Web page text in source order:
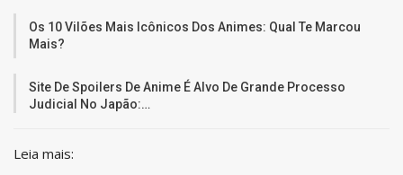
Os 10 Vilões Mais Icônicos Dos Animes: Qual Te Marcou
Mais?
Site De Spoilers De Anime É Alvo De Grande Processo
Judicial No Japão:…
Leia mais: